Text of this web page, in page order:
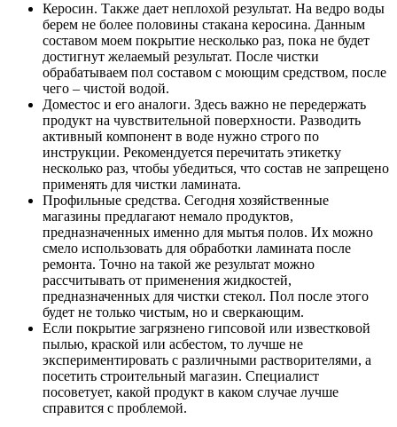
Керосин. Также дает неплохой результат. На ведро воды
берем не более половины стакана керосина. Данным
составом моем покрытие несколько раз, пока не будет
достигнут желаемый результат. После чистки
обрабатываем пол составом с моющим средством, после
чего – чистой водой.
Доместос и его аналоги. Здесь важно не передержать
продукт на чувствительной поверхности. Разводить
активный компонент в воде нужно строго по
инструкции. Рекомендуется перечитать этикетку
несколько раз, чтобы убедиться, что состав не запрещено
применять для чистки ламината.
Профильные средства. Сегодня хозяйственные
магазины предлагают немало продуктов,
предназначенных именно для мытья полов. Их можно
смело использовать для обработки ламината после
ремонта. Точно на такой же результат можно
рассчитывать от применения жидкостей,
предназначенных для чистки стекол. Пол после этого
будет не только чистым, но и сверкающим.
Если покрытие загрязнено гипсовой или известковой
пылью, краской или асбестом, то лучше не
экспериментировать с различными растворителями, а
посетить строительный магазин. Специалист
посоветует, какой продукт в каком случае лучше
справится с проблемой.